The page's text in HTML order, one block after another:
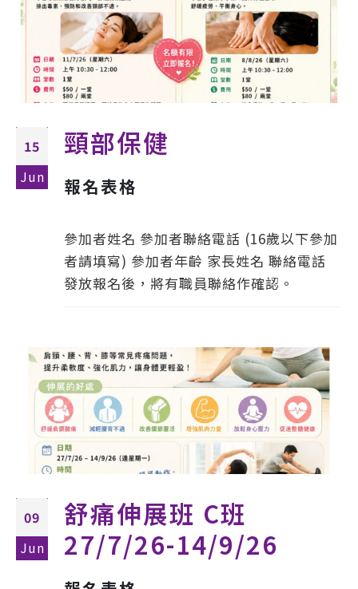
15
Jun
頸部保健
報名表格
參加者姓名 參加者聯絡電話 (16歲以下參加
者請填寫) 參加者年齡 家長姓名 聯絡電話
發放報名後，將有職員聯絡作確認。
09
Jun
舒痛伸展班 C班
27/7/26-14/9/26